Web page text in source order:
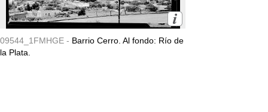
09544_1FMHGE - Barrio Cerro. Al fondo: Río de
la Plata.